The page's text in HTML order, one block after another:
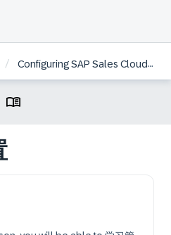
/ Configuring SAP Sales Cloud Version 2 | ZH